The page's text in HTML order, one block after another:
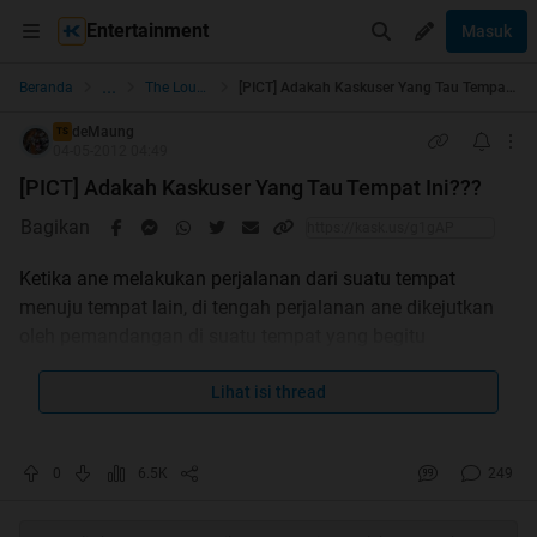
Entertainment Masuk
Beranda ... The Lounge
TS deMaung
[PICT] Adakah Kaskuser Yang Tau Tempat Ini???
Bagikan
Ketika ane melakukan perjalanan dari suatu tempat
menuju tempat lain, di tengah perjalanan ane dikejutkan
menakjubkan menurut ane.
mana?
Lihat isi thread
6.5K 249